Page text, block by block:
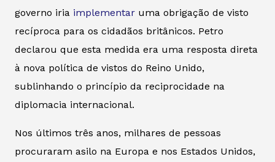
governo iria implementar uma obrigação de visto
recíproca para os cidadãos britânicos. Petro
declarou que esta medida era uma resposta direta
à nova política de vistos do Reino Unido,
sublinhando o princípio da reciprocidade na
diplomacia internacional.
Nos últimos três anos, milhares de pessoas
procuraram asilo na Europa e nos Estados Unidos,